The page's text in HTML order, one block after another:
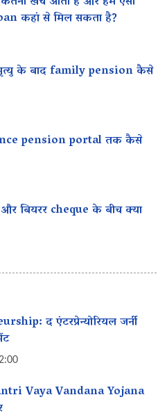
कहां से मिल सकता है?
के बाद family pension कैसे
pension portal तक कैसे
बियरर cheque के बीच क्या
द एंटरप्रेन्योरियल जर्नी
Vaya Vandana Yojana